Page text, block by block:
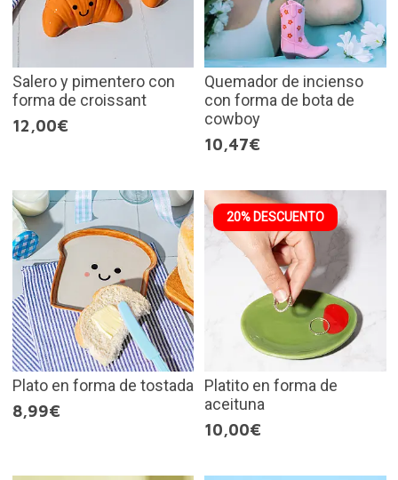
Salero y pimentero con
forma de croissant
12,00€
Quemador de incienso
con forma de bota de
cowboy
10,47€
Plato en forma de tostada
8,99€
20% DESCUENTO
Platito en forma de
aceituna
10,00€